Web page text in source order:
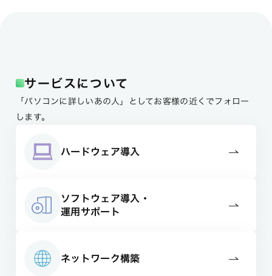
サービスについて
「パソコンに詳しいあの人」としてお客様の近くでフォロー
します。
ハードウェア導入
ソフトウェア導入・
運用サポート
ネットワーク構築